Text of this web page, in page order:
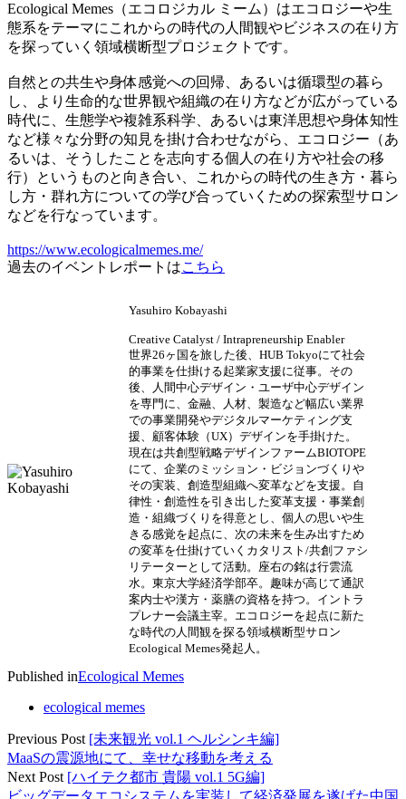
Ecological Memes（エコロジカル ミーム）はエコロジーや生
態系をテーマにこれからの時代の人間観やビジネスの在り方
を探っていく領域横断型プロジェクトです。
自然との共生や身体感覚への回帰、あるいは循環型の暮ら
し、より生命的な世界観や組織の在り方などが広がっている
時代に、生態学や複雑系科学、あるいは東洋思想や身体知性
など様々な分野の知見を掛け合わせながら、エコロジー（あ
るいは、そうしたことを志向する個人の在り方や社会の移
行）というものと向き合い、これからの時代の生き方・暮ら
し方・群れ方についての学び合っていくための探索型サロン
などを行なっています。
https://www.ecologicalmemes.me/
過去のイベントレポートはこちら
Yasuhiro Kobayashi
Creative Catalyst / Intrapreneurship Enabler
世界26ヶ国を旅した後、HUB Tokyoにて社会
的事業を仕掛ける起業家支援に従事。その
後、人間中心デザイン・ユーザ中心デザイン
を専門に、金融、人材、製造など幅広い業界
での事業開発やデジタルマーケティング支
援、顧客体験（UX）デザインを手掛けた。
現在は共創型戦略デザインファームBIOTOPE
にて、企業のミッション・ビジョンづくりや
その実装、創造型組織へ変革などを支援。自
律性・創造性を引き出した変革支援・事業創
造・組織づくりを得意とし、個人の思いや生
きる感覚を起点に、次の未来を生み出すため
の変革を仕掛けていくカタリスト/共創ファシ
リテーターとして活動。座右の銘は行雲流
水。東京大学経済学部卒。趣味が高じて通訳
案内士や漢方・薬膳の資格を持つ。イントラ
プレナー会議主宰。エコロジーを起点に新た
な時代の人間観を探る領域横断型サロン
Ecological Memes発起人。
Published inEcological Memes
ecological memes
Previous Post [未来観光 vol.1 ヘルシンキ編]
MaaSの震源地にて、幸せな移動を考える
Next Post [ハイテク都市 貴陽 vol.1 5G編]
ビッグデータエコシステムを実装して経済発展を遂げた中国